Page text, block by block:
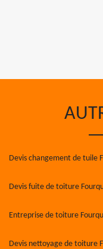
Devis changement de tuile
Devis fuite de toiture
Entreprise de toiture
Devis nettoyage de toiture